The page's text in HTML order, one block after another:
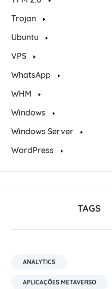
Trojan
Ubuntu
VPS
WhatsApp
WHM
Windows
Windows Server
WordPress
TAGS
ANALYTICS
APLICAÇÕES METAVERSO